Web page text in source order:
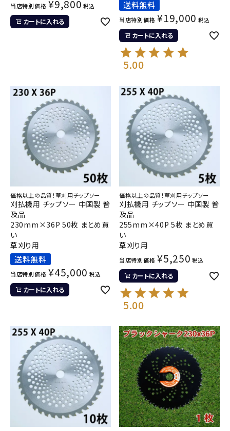
当店特別価格 ¥9,800 税込
カートに入れる
送料無料
当店特別価格 ¥19,000 税込
カートに入れる
5.00
価格以上の品質！草刈用チップソー
刈払機用 チップソー 中国製 普
及品
230mm×36P 50枚 まとめ買
い
草刈り用
送料無料
当店特別価格 ¥45,000 税込
カートに入れる
価格以上の品質！草刈用チップソー
刈払機用 チップソー 中国製 普
及品
255mm×40P 5枚 まとめ買
い
草刈り用
当店特別価格 ¥5,250 税込
カートに入れる
5.00